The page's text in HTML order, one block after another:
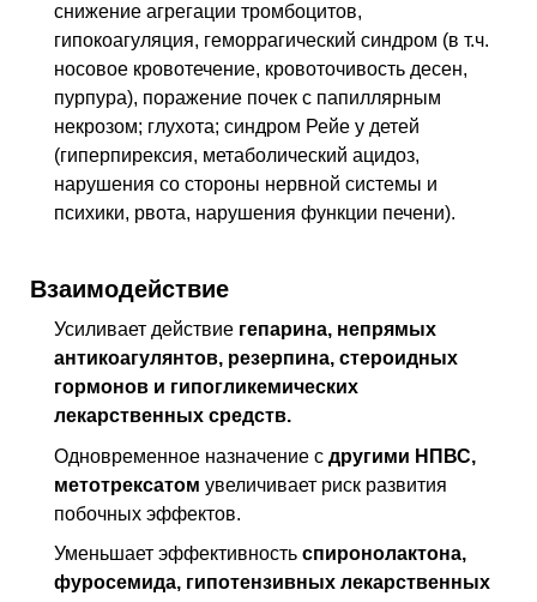
снижение агрегации тромбоцитов,
гипокоагуляция, геморрагический синдром (в т.ч.
носовое кровотечение, кровоточивость десен,
пурпура), поражение почек с папиллярным
некрозом; глухота; синдром Рейе у детей
(гиперпирексия, метаболический ацидоз,
нарушения со стороны нервной системы и
психики, рвота, нарушения функции печени).
Взаимодействие
Усиливает действие гепарина, непрямых
антикоагулянтов, резерпина, стероидных
гормонов и гипогликемических
лекарственных средств.
Одновременное назначение с другими НПВС,
метотрексатом увеличивает риск развития
побочных эффектов.
Уменьшает эффективность спиронолактона,
фуросемида, гипотензивных лекарственных